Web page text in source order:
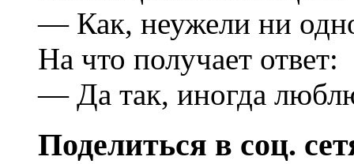
— Как, неужели ни
На что получает ответ:
— Да так, иногда
Поделиться в соц.